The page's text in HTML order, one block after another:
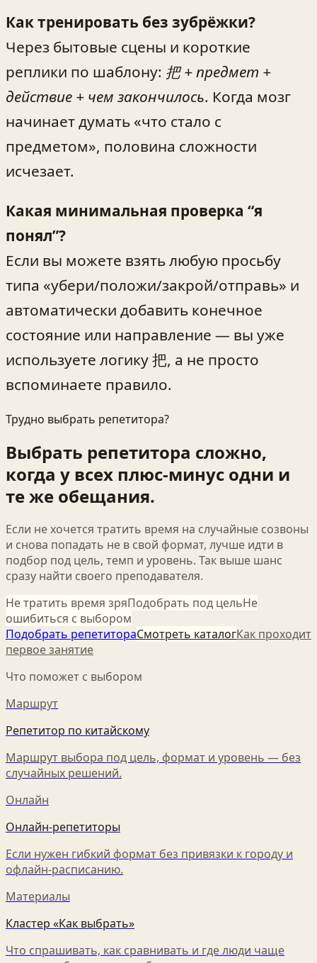
Как тренировать без зубрёжки?
Через бытовые сцены и короткие
реплики по шаблону: 把 + предмет +
действие + чем закончилось. Когда мозг
начинает думать «что стало с
предметом», половина сложности
исчезает.
Какая минимальная проверка “я
понял”?
Если вы можете взять любую просьбу
типа «убери/положи/закрой/отправь» и
автоматически добавить конечное
состояние или направление — вы уже
используете логику 把, а не просто
вспоминаете правило.
Трудно выбрать репетитора?
Выбрать репетитора сложно,
когда у всех плюс-минус одни и
те же обещания.
Если не хочется тратить время на случайные созвоны
и снова попадать не в свой формат, лучше идти в
подбор под цель, темп и уровень. Так выше шанс
сразу найти своего преподавателя.
Не тратить время зряПодобрать под цельНе
ошибиться с выбором
Подобрать репетитораСмотреть каталогКак проходит
первое занятие
Что поможет с выбором
Маршрут
Репетитор по китайскому
Маршрут выбора под цель, формат и уровень — без
случайных решений.
Онлайн
Онлайн-репетиторы
Если нужен гибкий формат без привязки к городу и
офлайн-расписанию.
Материалы
Кластер «Как выбрать»
Что спрашивать, как сравнивать и где люди чаще